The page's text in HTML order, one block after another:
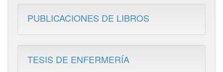
PUBLICACIONES DE LIBROS
TESIS DE ENFERMERÍA